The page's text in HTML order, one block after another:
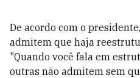
De acordo com o
admitem que haja
"Quando você fala em
outras não admitem sem